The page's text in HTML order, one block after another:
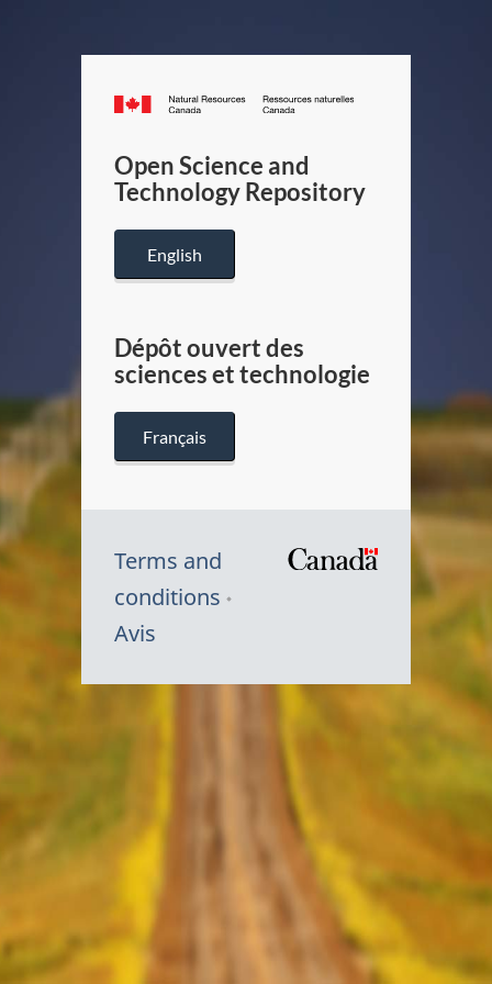
Canada.ca
/
Canada
Open Science and
Technology Repository
English
Dépôt ouvert des
sciences et technologie
Français
Terms and
conditions
Avis
Symbole
Canada